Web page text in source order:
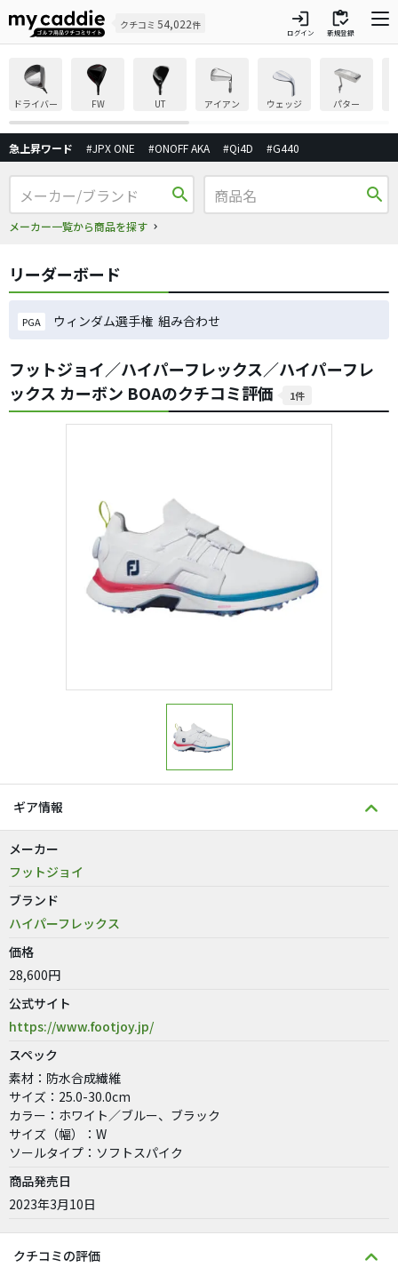
クチコミ 54,022件 login
ログイン
inventory
新規登録
ドライバー FW UT アイアン ウェッジ パター
急上昇ワード #JPX ONE #ONOFF AKA #Qi4D #G440
search
メーカー一覧から商品を探す
search
リーダーボード
PGA ウィンダム選手権 組み合わせ
フットジョイ／ハイパーフレックス／ハイパーフレ
ックス カーボン BOAのクチコミ評価
1件
ギア情報
メーカー
フットジョイ
ブランド
ハイパーフレックス
価格
28,600円
公式サイト
https://www.footjoy.jp/
スペック
素材：防水合成繊維
サイズ：25.0-30.0cm
カラー：ホワイト／ブルー、ブラック
サイズ（幅）：W
ソールタイプ：ソフトスパイク
商品発売日
2023年3月10日
クチコミの評価